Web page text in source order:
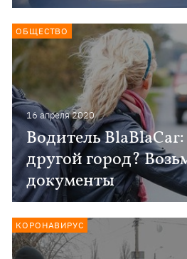
16 апреля 2020
Водитель
другой город?
документы
ОБЩЕСТВО
КОРОНАВИРУС